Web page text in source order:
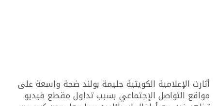
أثارت الإعلامية الكويتية حليمة بولند ضجة واسعة على
مواقع التواصل الإجتماعي بسبب تداول مقطع فيديو